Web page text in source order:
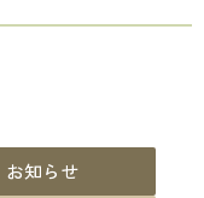
お知らせ